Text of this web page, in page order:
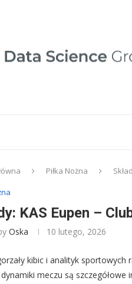
Piłka Nożna
KAS Eupen –
Oska 10 lutego, 2026
kibic i analityk
meczu są szczegółowe